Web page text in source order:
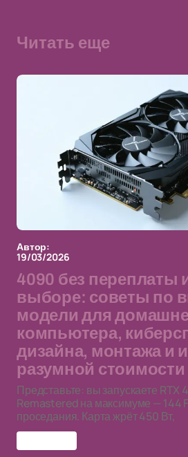
Читать еще
Автор:
19/03/2026
4090 без переплаты
выборе: советы по
модели для
компьютера,
дизайна, монтажа и
разумной стоимости
Представьте: вы запускаете RTX
Remastered на максимуме — 144
проседания. Карта жрёт 450 Вт,